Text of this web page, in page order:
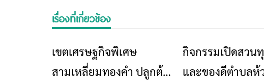
เรื่องที่เกี่ยวข้อง
ข่าวเชียงราย
เขตเศรษฐกิจพิเศษ
สามเหลี่ยมทองคำ ปลูกต้น
กิจกรรมเปิดสวน
และของดีตำบลห้